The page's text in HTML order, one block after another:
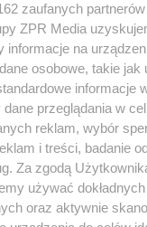
w serwisie nie może
dalej rozpowszechniany w
lub mechaniczny) na
formie, włącznie z
praw.
w całości lub w części z
jest zabronione pod groźbą
zaufanych
ZPR Media
informacje na
osobowe, takie jak
informacje
przeglądania w
reklam, wybór
i treści, badanie
Za zgodą
używać
oraz aktywnie